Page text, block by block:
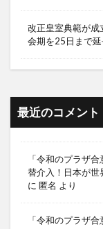
改正皇室典範が
会期を25日まで
最近のコメント
「令和のプラザ
替介入！日本が世
に 匿名 より
「令和のプラザ